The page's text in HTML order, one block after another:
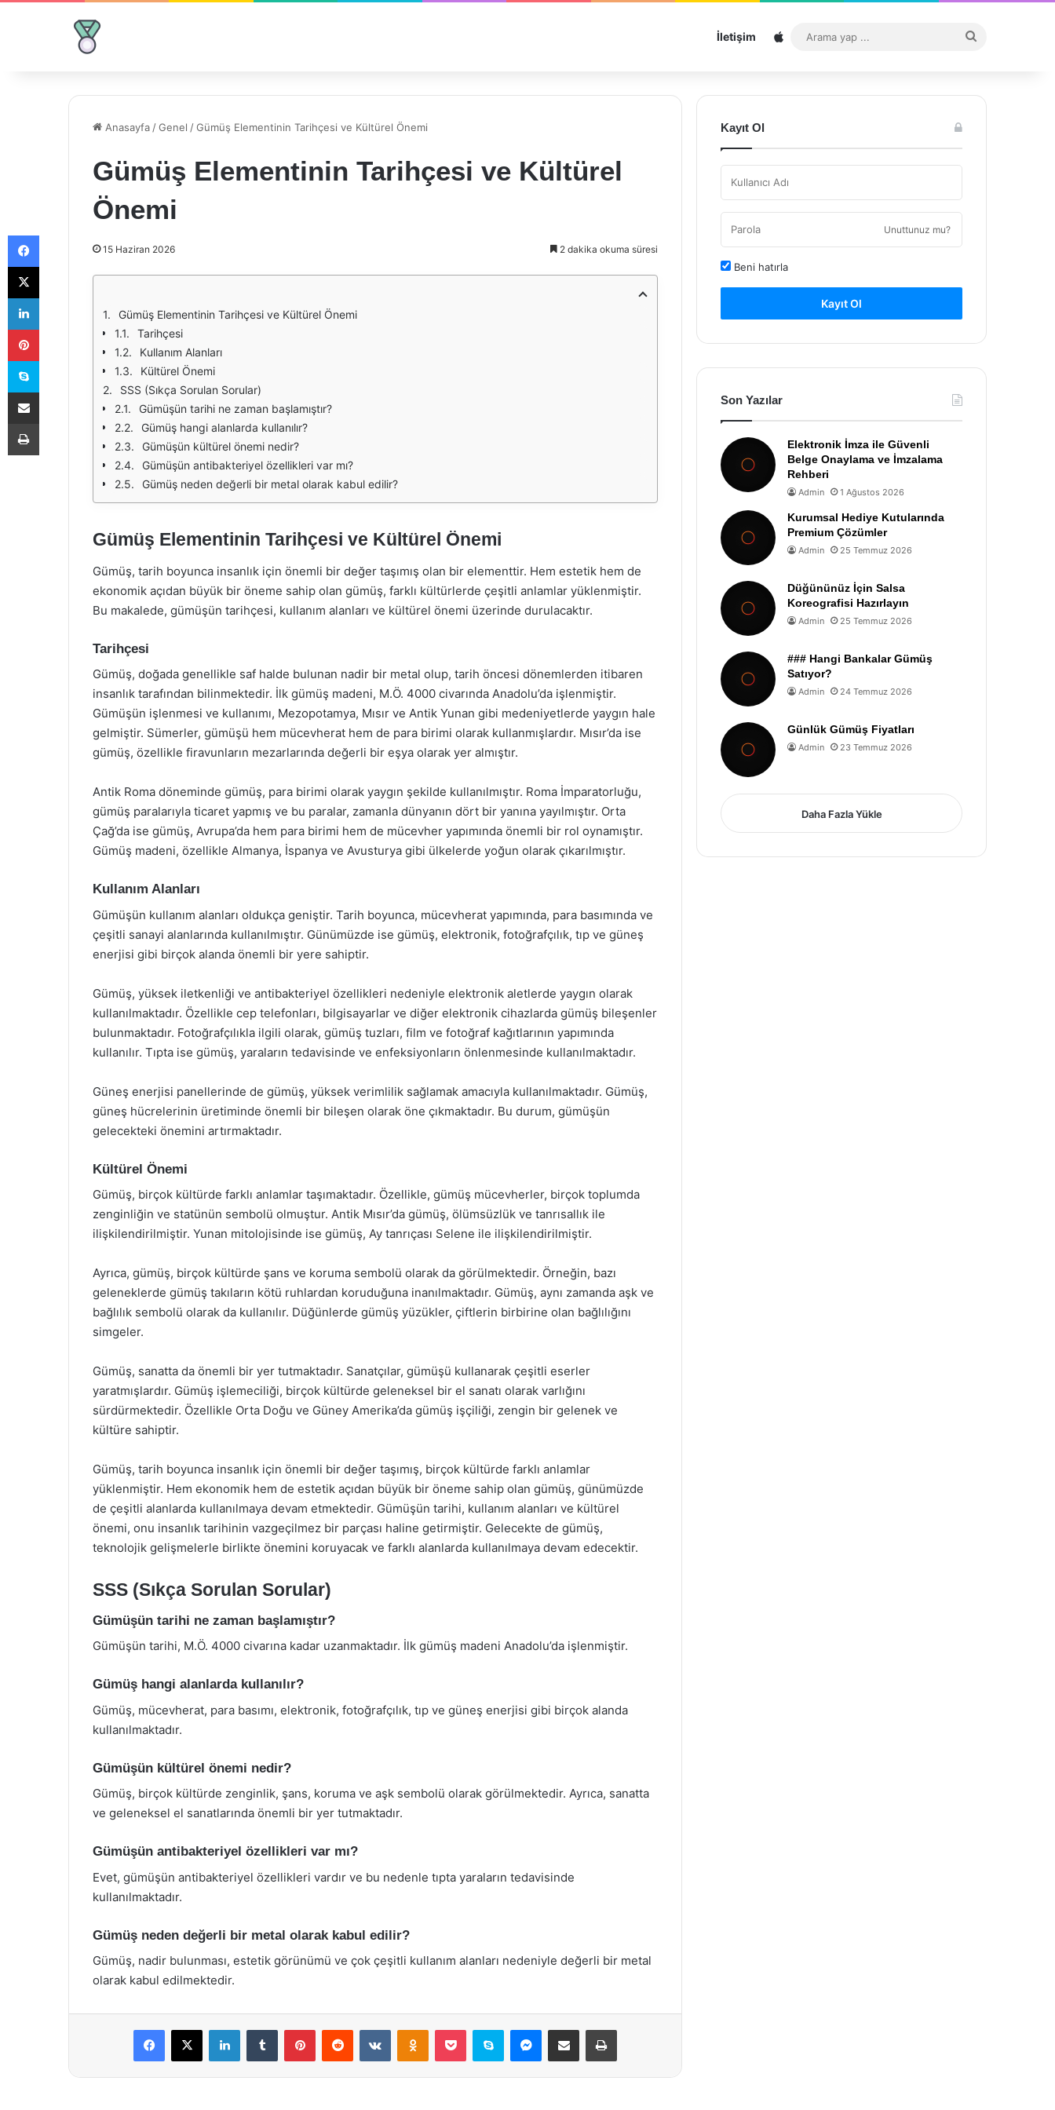
İletişim Sitemap
...
Anasayfa /Genel /Gümüş Elementinin Tarihçesi ve Kültürel Önemi
Gümüş Elementinin Tarihçesi ve Kültürel
Önemi
15 Haziran 2026 2 dakika okuma süresi
Gümüş Elementinin Tarihçesi ve Kültürel Önemi
Tarihçesi
Kullanım Alanları
Kültürel Önemi
SSS (Sıkça Sorulan Sorular)
Gümüşün tarihi ne zaman başlamıştır?
Gümüş hangi alanlarda kullanılır?
Gümüşün kültürel önemi nedir?
Gümüşün antibakteriyel özellikleri var mı?
Gümüş neden değerli bir metal olarak kabul edilir?
Gümüş Elementinin Tarihçesi ve Kültürel Önemi
Gümüş, tarih boyunca insanlık için önemli bir değer taşımış olan bir elementtir. Hem estetik hem de
ekonomik açıdan büyük bir öneme sahip olan gümüş, farklı kültürlerde çeşitli anlamlar yüklenmiştir.
Bu makalede, gümüşün tarihçesi, kullanım alanları ve kültürel önemi üzerinde durulacaktır.
Tarihçesi
Gümüş, doğada genellikle saf halde bulunan nadir bir metal olup, tarih öncesi dönemlerden itibaren
insanlık tarafından bilinmektedir. İlk gümüş madeni, M.Ö. 4000 civarında Anadolu’da işlenmiştir.
Gümüşün işlenmesi ve kullanımı, Mezopotamya, Mısır ve Antik Yunan gibi medeniyetlerde yaygın hale
gelmiştir. Sümerler, gümüşü hem mücevherat hem de para birimi olarak kullanmışlardır. Mısır’da ise
gümüş, özellikle firavunların mezarlarında değerli bir eşya olarak yer almıştır.
Antik Roma döneminde gümüş, para birimi olarak yaygın şekilde kullanılmıştır. Roma İmparatorluğu,
gümüş paralarıyla ticaret yapmış ve bu paralar, zamanla dünyanın dört bir yanına yayılmıştır. Orta
Çağ’da ise gümüş, Avrupa’da hem para birimi hem de mücevher yapımında önemli bir rol oynamıştır.
Gümüş madeni, özellikle Almanya, İspanya ve Avusturya gibi ülkelerde yoğun olarak çıkarılmıştır.
Kullanım Alanları
Gümüşün kullanım alanları oldukça geniştir. Tarih boyunca, mücevherat yapımında, para basımında ve
çeşitli sanayi alanlarında kullanılmıştır. Günümüzde ise gümüş, elektronik, fotoğrafçılık, tıp ve güneş
enerjisi gibi birçok alanda önemli bir yere sahiptir.
Gümüş, yüksek iletkenliği ve antibakteriyel özellikleri nedeniyle elektronik aletlerde yaygın olarak
kullanılmaktadır. Özellikle cep telefonları, bilgisayarlar ve diğer elektronik cihazlarda gümüş bileşenler
bulunmaktadır. Fotoğrafçılıkla ilgili olarak, gümüş tuzları, film ve fotoğraf kağıtlarının yapımında
kullanılır. Tıpta ise gümüş, yaraların tedavisinde ve enfeksiyonların önlenmesinde kullanılmaktadır.
Güneş enerjisi panellerinde de gümüş, yüksek verimlilik sağlamak amacıyla kullanılmaktadır. Gümüş,
güneş hücrelerinin üretiminde önemli bir bileşen olarak öne çıkmaktadır. Bu durum, gümüşün
gelecekteki önemini artırmaktadır.
Kültürel Önemi
Gümüş, birçok kültürde farklı anlamlar taşımaktadır. Özellikle, gümüş mücevherler, birçok toplumda
zenginliğin ve statünün sembolü olmuştur. Antik Mısır’da gümüş, ölümsüzlük ve tanrısallık ile
ilişkilendirilmiştir. Yunan mitolojisinde ise gümüş, Ay tanrıçası Selene ile ilişkilendirilmiştir.
Ayrıca, gümüş, birçok kültürde şans ve koruma sembolü olarak da görülmektedir. Örneğin, bazı
geleneklerde gümüş takıların kötü ruhlardan koruduğuna inanılmaktadır. Gümüş, aynı zamanda aşk ve
bağlılık sembolü olarak da kullanılır. Düğünlerde gümüş yüzükler, çiftlerin birbirine olan bağlılığını
simgeler.
Gümüş, sanatta da önemli bir yer tutmaktadır. Sanatçılar, gümüşü kullanarak çeşitli eserler
yaratmışlardır. Gümüş işlemeciliği, birçok kültürde geleneksel bir el sanatı olarak varlığını
sürdürmektedir. Özellikle Orta Doğu ve Güney Amerika’da gümüş işçiliği, zengin bir gelenek ve
kültüre sahiptir.
Gümüş, tarih boyunca insanlık için önemli bir değer taşımış, birçok kültürde farklı anlamlar
yüklenmiştir. Hem ekonomik hem de estetik açıdan büyük bir öneme sahip olan gümüş, günümüzde
de çeşitli alanlarda kullanılmaya devam etmektedir. Gümüşün tarihi, kullanım alanları ve kültürel
önemi, onu insanlık tarihinin vazgeçilmez bir parçası haline getirmiştir. Gelecekte de gümüş,
teknolojik gelişmelerle birlikte önemini koruyacak ve farklı alanlarda kullanılmaya devam edecektir.
SSS (Sıkça Sorulan Sorular)
Gümüşün tarihi ne zaman başlamıştır?
Gümüşün tarihi, M.Ö. 4000 civarına kadar uzanmaktadır. İlk gümüş madeni Anadolu’da işlenmiştir.
Gümüş hangi alanlarda kullanılır?
Gümüş, mücevherat, para basımı, elektronik, fotoğrafçılık, tıp ve güneş enerjisi gibi birçok alanda
kullanılmaktadır.
Gümüşün kültürel önemi nedir?
Gümüş, birçok kültürde zenginlik, şans, koruma ve aşk sembolü olarak görülmektedir. Ayrıca, sanatta
ve geleneksel el sanatlarında önemli bir yer tutmaktadır.
Gümüşün antibakteriyel özellikleri var mı?
Evet, gümüşün antibakteriyel özellikleri vardır ve bu nedenle tıpta yaraların tedavisinde
kullanılmaktadır.
Gümüş neden değerli bir metal olarak kabul edilir?
Gümüş, nadir bulunması, estetik görünümü ve çok çeşitli kullanım alanları nedeniyle değerli bir metal
olarak kabul edilmektedir.
Facebook
X LinkedInTumblr PinterestReddit VKontakteOdnoklassniki
Pocket Skype Messenger
E-Posta ile paylaş Yazdır
Kayıt Ol
Unuttunuz mu?
Beni hatırla
Kayıt Ol
Son Yazılar
Elektronik İmza ile Güvenli
Belge Onaylama ve İmzalama
Rehberi
Admin 1 Ağustos 2026
Kurumsal Hediye Kutularında
Premium Çözümler
Admin 25 Temmuz 2026
Düğününüz İçin Salsa
Koreografisi Hazırlayın
Admin 25 Temmuz 2026
### Hangi Bankalar Gümüş
Satıyor?
Admin 24 Temmuz 2026
Günlük Gümüş Fiyatları
Admin 23 Temmuz 2026
Daha Fazla Yükle
Facebook
X
LinkedIn
Pinterest
Skype
E-Posta ile paylaş